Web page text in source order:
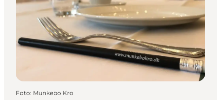
Foto: Munkebo Kro